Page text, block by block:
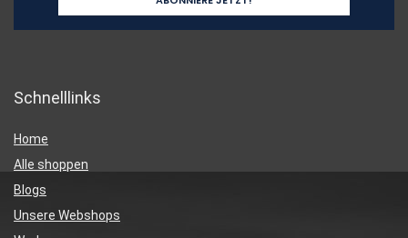
Schnelllinks
Home
Alle shoppen
Blogs
Unsere Webshops